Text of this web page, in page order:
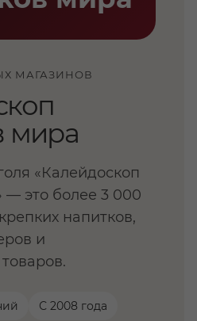
МАГАЗИНОВ
мира
«Калейдоскоп
— это более 3 000
напитков,
и
С 2008 года